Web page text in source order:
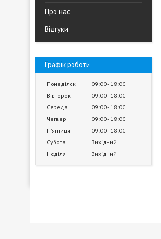
Про нас
Відгуки
Графік роботи
Понеділок 09:00 18:00
Вівторок
09:00 18:00
Середа
09:00 18:00
Четвер
09:00 18:00
Пʼятниця
09:00 18:00
Субота
Вихідний
Неділя
Вихідний